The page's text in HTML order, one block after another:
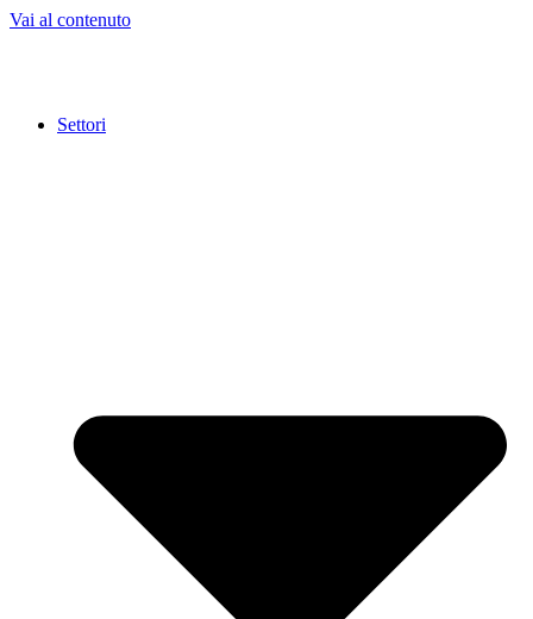
Vai al contenuto
Settori